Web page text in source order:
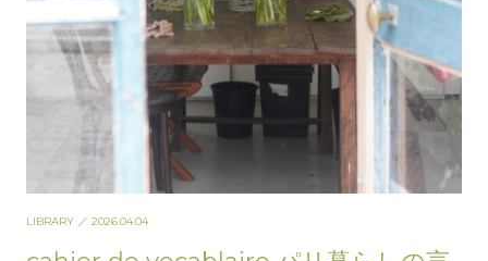
LIBRARY ／ 2026.04.04